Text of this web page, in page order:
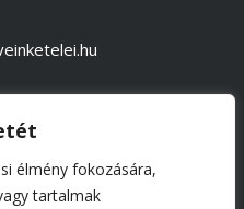
élmény fokozására,
tartalmak